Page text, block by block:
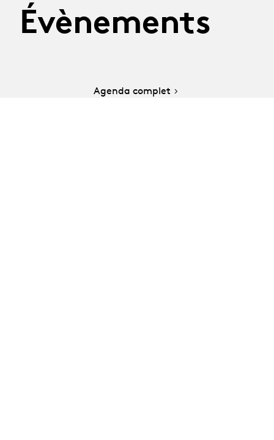
Évènements
Agenda complet